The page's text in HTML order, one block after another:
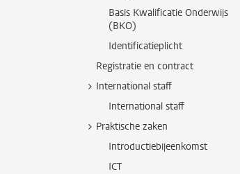
Basis Kwalificatie Onderwijs
(BKO)
Identificatieplicht
Registratie en contract
International staff
International staff
Praktische zaken
Introductiebijeenkomst
ICT